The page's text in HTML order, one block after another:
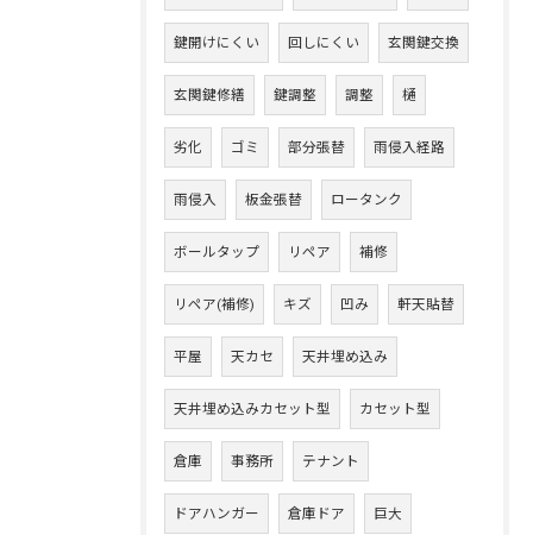
鍵開けにくい 回しにくい 玄関鍵交換
玄関鍵修繕 鍵調整 調整 樋
劣化 ゴミ 部分張替 雨侵入経路
雨侵入 板金張替 ロータンク
ボールタップ リペア 補修
リペア(補修) キズ 凹み 軒天貼替
平屋 天カセ 天井埋め込み
天井埋め込みカセット型 カセット型
倉庫 事務所 テナント
ドアハンガー 倉庫ドア 巨大